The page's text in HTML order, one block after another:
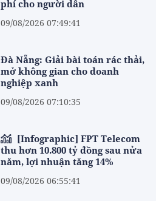
phí cho người dân
09/08/2026 07:49:41
Đà Nẵng: Giải bài toán rác thải,
mở không gian cho doanh
nghiệp xanh
09/08/2026 07:10:35
thu hơn 10.800 tỷ đồng sau nửa
năm, lợi nhuận tăng 14%
09/08/2026 06:55:41